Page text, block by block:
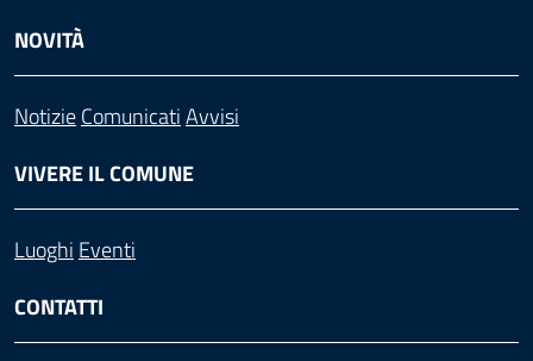
NOVITÀ
NotizieComunicatiAvvisi
VIVERE IL COMUNE
Luoghi Eventi
CONTATTI